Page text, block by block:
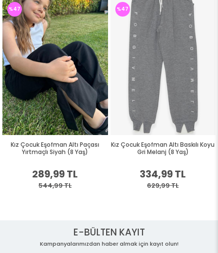
Kız Çocuk Eşofman Altı Paçası
Yırtmaçlı Siyah (8 Yaş)
289,99 TL
544,99 TL
%47
Kız Çocuk Eşofman Altı Baskılı Koyu
Gri Melanj (8 Yaş)
334,99 TL
629,99 TL
%47
ürün
E-BÜLTEN KAYIT
Kampanyalarımızdan haber almak için kayıt olun!